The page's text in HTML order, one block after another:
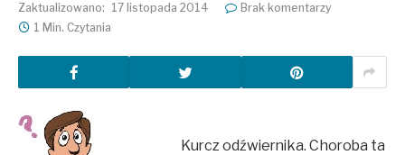
Zaktualizowano: 17 listopada 2014
Brak komentarzy
1 Min. Czytania
Kurcz odźwiernika. Choroba ta